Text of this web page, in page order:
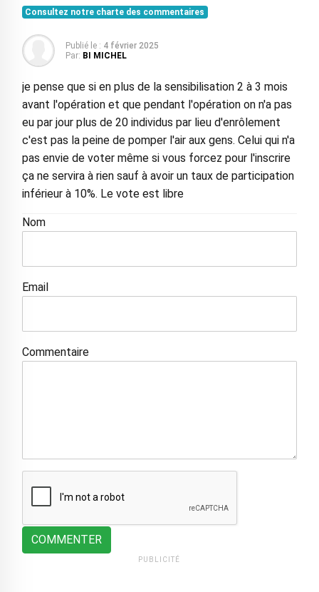
Consultez notre charte des commentaires
Publié le : 4 février 2025
Par: BI MICHEL
je pense que si en plus de la sensibilisation 2 à 3 mois
avant l'opération et que pendant l'opération on n'a pas
eu par jour plus de 20 individus par lieu d'enrôlement
c'est pas la peine de pomper l'air aux gens. Celui qui n'a
pas envie de voter même si vous forcez pour l'inscrire
ça ne servira à rien sauf à avoir un taux de participation
inférieur à 10%. Le vote est libre
Nom
Email
Commentaire
COMMENTER
PUBLICITÉ